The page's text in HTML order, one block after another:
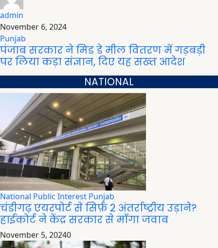
admin
November 6, 2024
Punjab
पंजाब सरकार ने मिड डे मील वितरण में गड़बड़ी
पर लिया कड़ा संज्ञान, दिए यह सख्त आदेश
NATIONAL
National Public Interest Punjab
चंडीगढ़ एयरपोर्ट से सिर्फ़ 2 अंतर्राष्ट्रीय उड़ाने?
हाईकोर्ट ने केंद्र सरकार से माँगा जवाब
November 5, 20240